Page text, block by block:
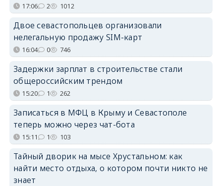
17:06 2 1012
Двое севастопольцев организовали
нелегальную продажу SIM-карт
16:04 0 746
Задержки зарплат в строительстве стали
общероссийским трендом
15:20 1 262
Записаться в МФЦ в Крыму и Севастополе
теперь можно через чат-бота
15:11 1 103
Тайный дворик на мысе Хрустальном: как
найти место отдыха, о котором почти никто не
знает